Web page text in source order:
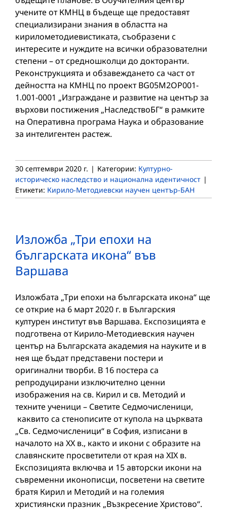
учените от КМНЦ в бъдеще ще предоставят
специализирани знания в областта на
кирилометодиевистиката, съобразени с
интересите и нуждите на всички образователни
степени – от средношколци до докторанти.
Реконструкцията и обзавеждането са част от
дейността на КМНЦ по проект BG05M2OP001-
1.001-0001 „Изграждане и развитие на център за
върхови постижения „НаследствоБГ“ в рамките
на Оперативна програма Наука и образование
за интелигентен растеж.
30 септември 2020 г. | Категории: Културно-
историческо наследство и национална идентичност |
Етикети: Кирило-Методиевски научен център-БАН
Изложба „Три епохи на
българската икона“ във
Варшава
Изложбата „Три епохи на българската икона“ ще
се открие на 6 март 2020 г. в Българския
културен институт във Варшава. Експозицията е
подготвена от Кирило-Методиевския научен
център на Българската академия на науките и в
нея ще бъдат представени постери и
оригинални творби. В 16 постера са
репродуцирани изключително ценни
изображения на св. Кирил и св. Методий и
техните ученици – Светите Седмочисленици,
каквито са стенописите от купола на църквата
„Св. Седмочисленици“ в София, изписани в
началото на ХХ в., както и икони с образите на
славянските просветители от края на ХIХ в.
Експозицията включва и 15 авторски икони на
съвременни иконописци, посветени на светите
братя Кирил и Методий и на големия
християнски празник „Възкресение Христово“.